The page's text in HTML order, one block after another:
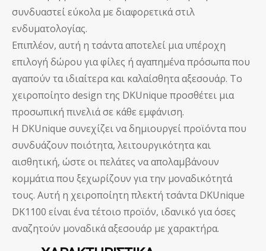
συνδυαστεί εύκολα με διαφορετικά στιλ
ενδυματολογίας.
Επιπλέον, αυτή η τσάντα αποτελεί μια υπέροχη
επιλογή δώρου για φίλες ή αγαπημένα πρόσωπα που
αγαπούν τα ιδιαίτερα και καλαίσθητα αξεσουάρ. Το
χειροποίητο design της DKUnique προσθέτει μια
προσωπική πινελιά σε κάθε εμφάνιση.
Η DKUnique συνεχίζει να δημιουργεί προϊόντα που
συνδυάζουν ποιότητα, λειτουργικότητα και
αισθητική, ώστε οι πελάτες να απολαμβάνουν
κομμάτια που ξεχωρίζουν για την μοναδικότητά
τους. Αυτή η χειροποίητη πλεκτή τσάντα DKUnique
DK1100 είναι ένα τέτοιο προϊόν, ιδανικό για όσες
αναζητούν μοναδικά αξεσουάρ με χαρακτήρα.